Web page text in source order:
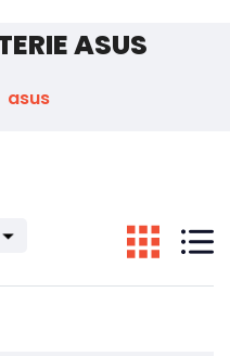
ASUS
asus